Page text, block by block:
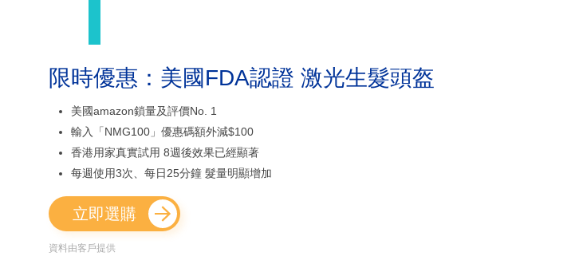
限時優惠：美國FDA認證 激光生髮頭盔
美國amazon鎖量及評價No. 1
輸入「NMG100」優惠碼額外減$100
香港用家真實試用 8週後效果已經顯著
每週使用3次、每日25分鐘 髮量明顯增加
立即選購
資料由客戶提供